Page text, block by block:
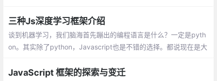
三种Js深度学习框架介绍
谈到机器学习，我们脑海首先蹦出的编程语言是什么？一定是pyth
on。其实除了python，Javascript也是不错的选择。都说现在是大
JavaScript 框架的探索与变迁